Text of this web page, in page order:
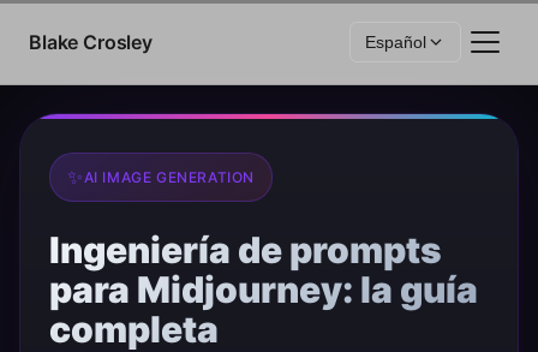
Blake Crosley
Español
✨AI IMAGE GENERATION
Ingeniería de prompts
para Midjourney: la guía
completa